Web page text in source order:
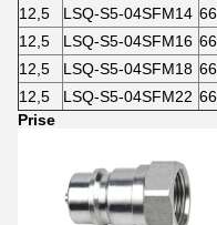
12,5 LSQ-S5-04SFM14 66
12,5
LSQ-S5-04SFM16 66
12,5
LSQ-S5-04SFM18 66
12,5
LSQ-S5-04SFM22 66
Prise